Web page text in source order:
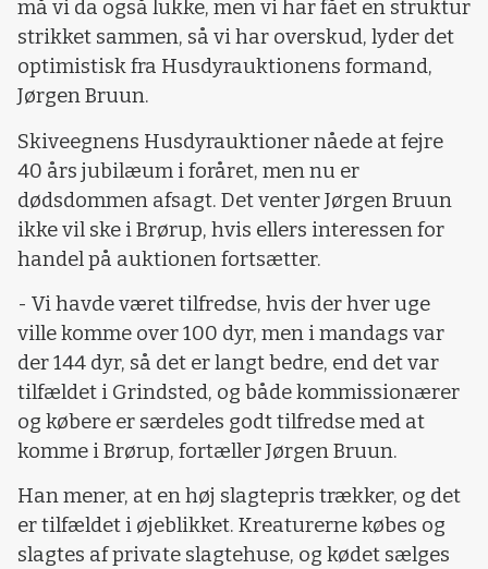
må vi da også lukke, men vi har fået en struktur
strikket sammen, så vi har overskud, lyder det
optimistisk fra Husdyrauktionens formand,
Jørgen Bruun.
Skiveegnens Husdyrauktioner nåede at fejre
40 års jubilæum i foråret, men nu er
dødsdommen afsagt. Det venter Jørgen Bruun
ikke vil ske i Brørup, hvis ellers interessen for
handel på auktionen fortsætter.
- Vi havde været tilfredse, hvis der hver uge
ville komme over 100 dyr, men i mandags var
der 144 dyr, så det er langt bedre, end det var
tilfældet i Grindsted, og både kommissionærer
og købere er særdeles godt tilfredse med at
komme i Brørup, fortæller Jørgen Bruun.
Han mener, at en høj slagtepris trækker, og det
er tilfældet i øjeblikket. Kreaturerne købes og
slagtes af private slagtehuse, og kødet sælges